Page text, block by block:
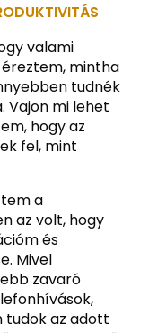
valami
mintha
tudnék
Vajon mi lehet
hogy az
fel, mint
a
az volt, hogy
és
Mivel
zavaró
tudok az adott